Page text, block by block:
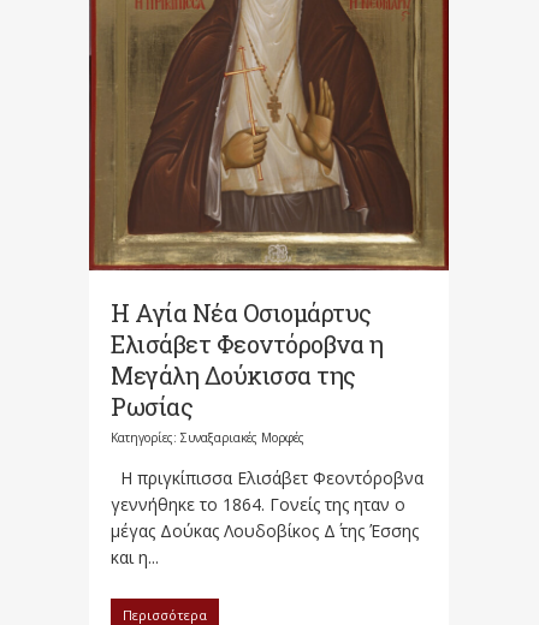
Η Αγία Νέα Οσιομάρτυς
Ελισάβετ Φεοντόροβνα η
Μεγάλη Δούκισσα της
Ρωσίας
Κατηγορίες: Συναξαριακές Μορφές
Η πριγκίπισσα Ελισάβετ Φεοντόροβνα
γεννήθηκε το 1864. Γονείς της ηταν ο
μέγας Δούκας Λουδοβίκος Δ΄ της Έσσης
και η...
Περισσότερα